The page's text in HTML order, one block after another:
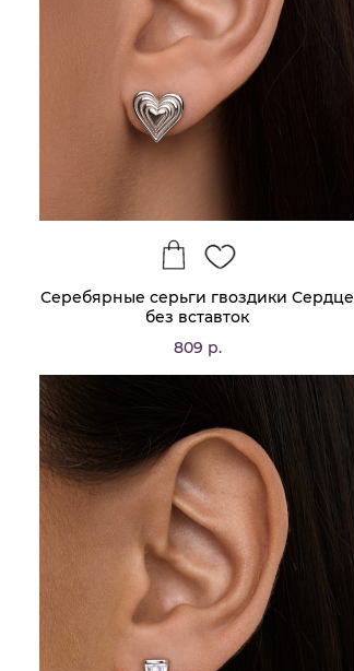
Серебярные серьги гвоздики Сердце
без вставток
809 р.